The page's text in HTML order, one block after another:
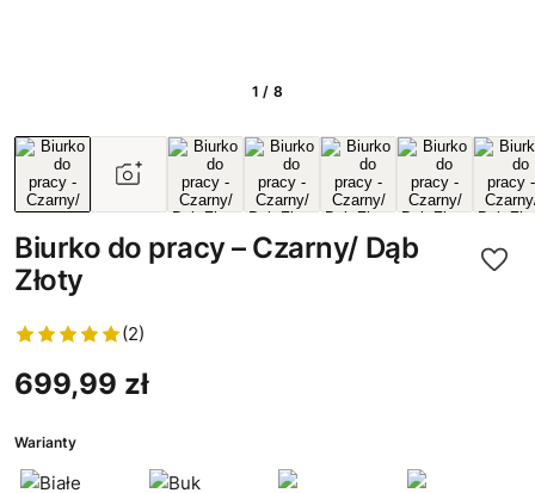
1 / 8
Biurko do pracy – Czarny/ Dąb
Złoty
(2)
699,99 zł
Warianty